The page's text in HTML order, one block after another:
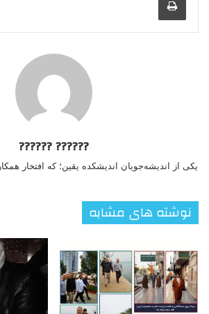
?????? ??????
یکی از اندیشه‌جویان اندیشکده یقین؛ که افتخار
نوشته های مشابه